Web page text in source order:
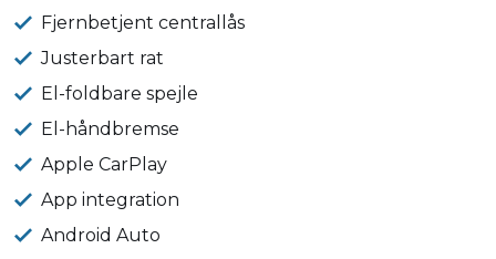
Fjernbetjent centrallås
Justerbart rat
El-foldbare spejle
El-håndbremse
Apple CarPlay
App integration
Android Auto